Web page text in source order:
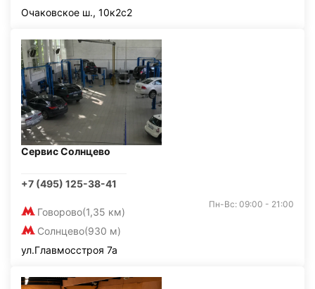
Очаковское ш., 10к2с2
Сервис Солнцево
+7 (495) 125-38-41
Говорово(1,35 км)
Солнцево(930 м)
Пн-Вс: 09:00 - 21:00
ул.Главмосстроя 7а